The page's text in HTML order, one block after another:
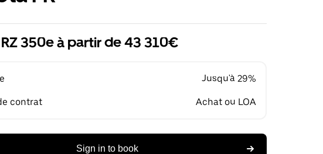
350e à partir de 43 310€
Jusqu'à 29%
contrat Achat ou LOA
Sign in to book